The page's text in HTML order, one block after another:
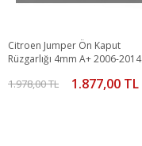
Citroen Jumper Ön Kaput
Rüzgarlığı 4mm A+ 2006-2014
1.978,00 TL 1.877,00 TL